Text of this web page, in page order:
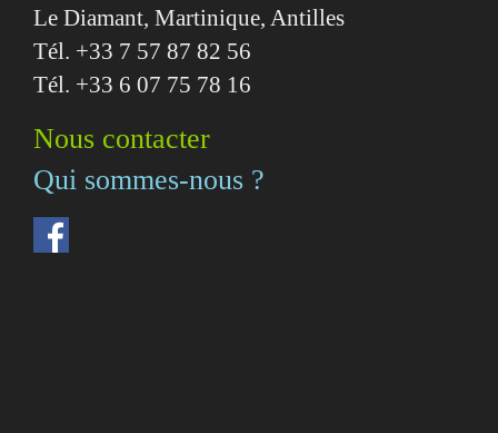
Le Diamant, Martinique, Antilles
Tél. +33 7 57 87 82 56
Tél. +33 6 07 75 78 16
Nous contacter
Qui sommes-nous ?